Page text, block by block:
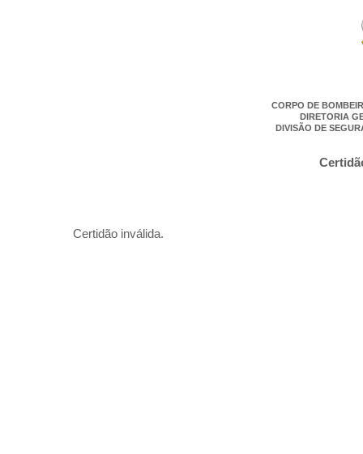
CORPO DE
DIRETORIA
DIVISÃO DE
Certidão inválida.